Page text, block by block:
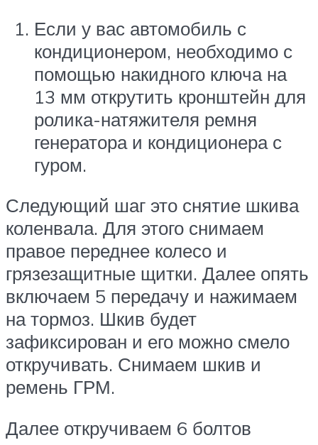
Если у вас автомобиль с
кондиционером, необходимо с
помощью накидного ключа на
13 мм открутить кронштейн для
ролика-натяжителя ремня
генератора и кондиционера с
гуром.
Следующий шаг это снятие шкива
коленвала. Для этого снимаем
правое переднее колесо и
грязезащитные щитки. Далее опять
включаем 5 передачу и нажимаем
на тормоз. Шкив будет
зафиксирован и его можно смело
откручивать. Снимаем шкив и
ремень ГРМ.
Далее откручиваем 6 болтов